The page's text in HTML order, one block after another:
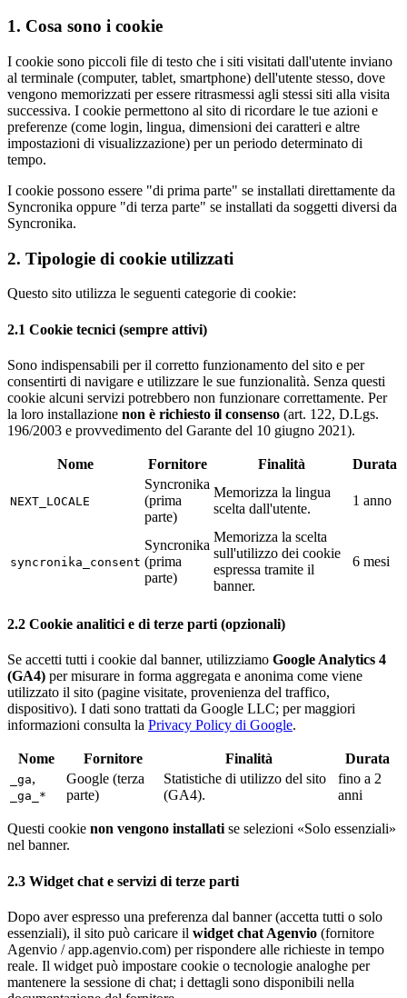
1. Cosa sono i cookie
I cookie sono piccoli file di testo che i siti visitati dall'utente inviano
al terminale (computer, tablet, smartphone) dell'utente stesso, dove
vengono memorizzati per essere ritrasmessi agli stessi siti alla visita
successiva. I cookie permettono al sito di ricordare le tue azioni e
preferenze (come login, lingua, dimensioni dei caratteri e altre
impostazioni di visualizzazione) per un periodo determinato di
tempo.
I cookie possono essere "di prima parte" se installati direttamente da
Syncronika oppure "di terza parte" se installati da soggetti diversi da
Syncronika.
2. Tipologie di cookie utilizzati
Questo sito utilizza le seguenti categorie di cookie:
2.1 Cookie tecnici (sempre attivi)
Sono indispensabili per il corretto funzionamento del sito e per
consentirti di navigare e utilizzare le sue funzionalità. Senza questi
cookie alcuni servizi potrebbero non funzionare correttamente. Per
la loro installazione non è richiesto il consenso (art. 122, D.Lgs.
196/2003 e provvedimento del Garante del 10 giugno 2021).
Nome Fornitore Finalità Durata
NEXT_LOCALE
Syncronika
(prima
parte)
Memorizza la lingua
scelta dall'utente.
1 anno
syncronika_consent
Syncronika
(prima
parte)
Memorizza la scelta
sull'utilizzo dei cookie
espressa tramite il
banner.
6 mesi
2.2 Cookie analitici e di terze parti (opzionali)
Se accetti tutti i cookie dal banner, utilizziamo Google Analytics 4
(GA4) per misurare in forma aggregata e anonima come viene
utilizzato il sito (pagine visitate, provenienza del traffico,
dispositivo). I dati sono trattati da Google LLC; per maggiori
informazioni consulta la Privacy Policy di Google.
Nome Fornitore Finalità Durata
_ga,
_ga_*
Google (terza
parte)
Statistiche di utilizzo del sito
(GA4).
fino a 2
anni
Questi cookie non vengono installati se selezioni «Solo essenziali»
nel banner.
2.3 Widget chat e servizi di terze parti
Dopo aver espresso una preferenza dal banner (accetta tutti o solo
essenziali), il sito può caricare il widget chat Agenvio (fornitore
Agenvio / app.agenvio.com) per rispondere alle richieste in tempo
reale. Il widget può impostare cookie o tecnologie analoghe per
mantenere la sessione di chat; i dettagli sono disponibili nella